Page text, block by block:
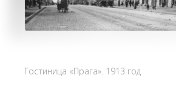
Гостиница «Прага». 1913 год